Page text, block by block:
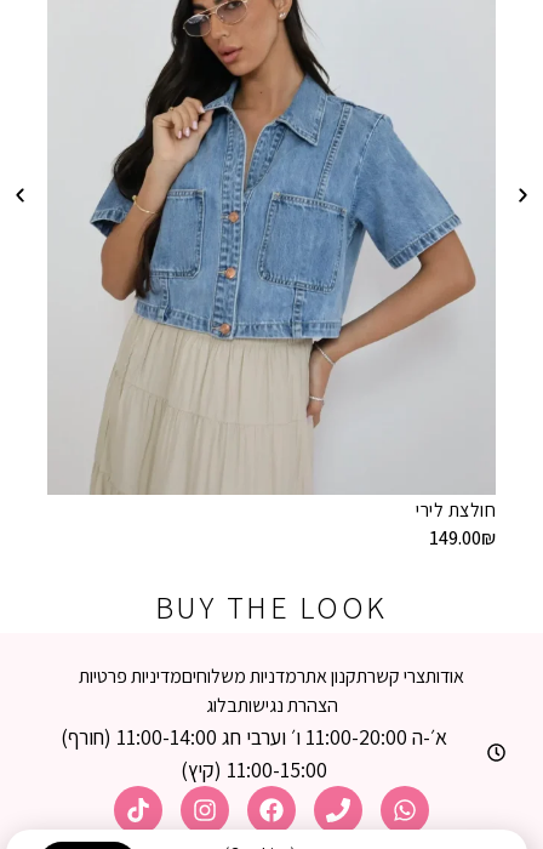
חולצת לירי
149.00₪
BUY THE LOOK
אודותצרי קשרתקנון אתרמדניות משלוחיםמדיניות פרטיות
הצהרת נגישותבלוג
א׳-ה 11:00-20:00 ו׳ וערבי חג 11:00-14:00 (חורף)
11:00-15:00 (קיץ)